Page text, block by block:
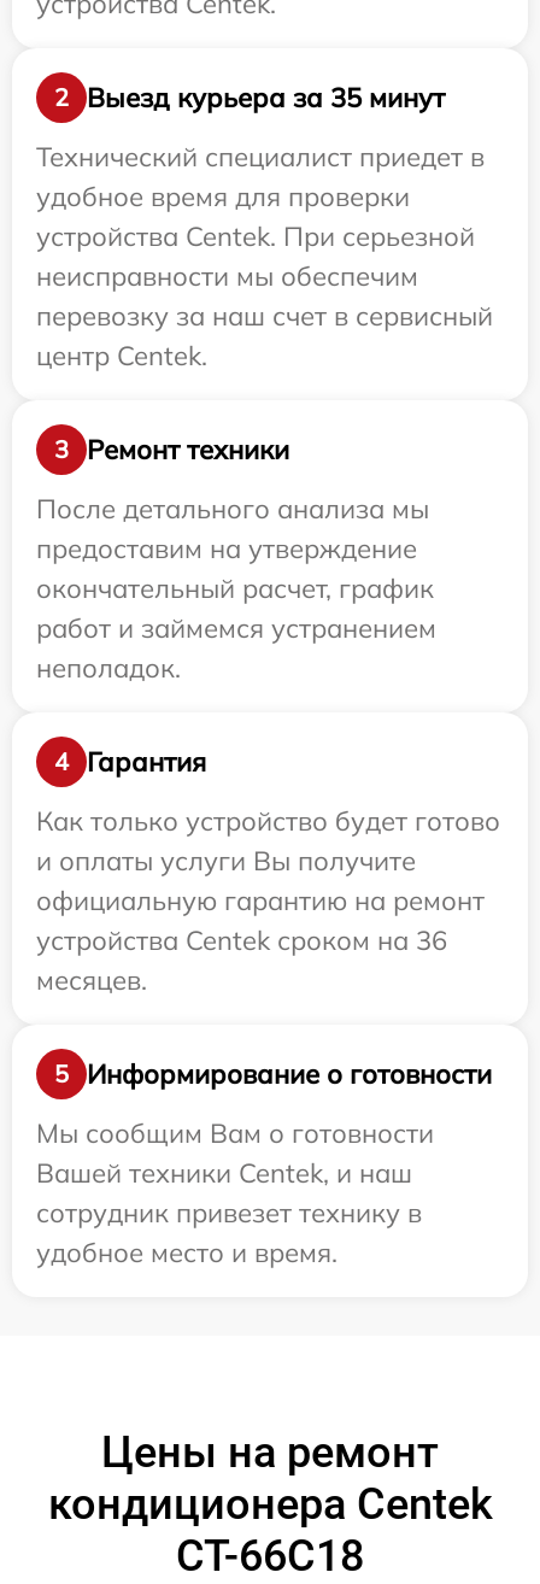
2
Выезд курьера за 35 минут
Технический специалист приедет в
удобное время для проверки
устройства Centek. При серьезной
неисправности мы обеспечим
перевозку за наш счет в сервисный
центр Centek.
3
Ремонт техники
После детального анализа мы
предоставим на утверждение
окончательный расчет, график
работ и займемся устранением
неполадок.
4
Гарантия
Как только устройство будет готово
и оплаты услуги Вы получите
официальную гарантию на ремонт
устройства Centek сроком на 36
месяцев.
5
Информирование о готовности
Мы сообщим Вам о готовности
Вашей техники Centek, и наш
сотрудник привезет технику в
удобное место и время.
Цены на ремонт
кондиционера Centek
CT-66C18